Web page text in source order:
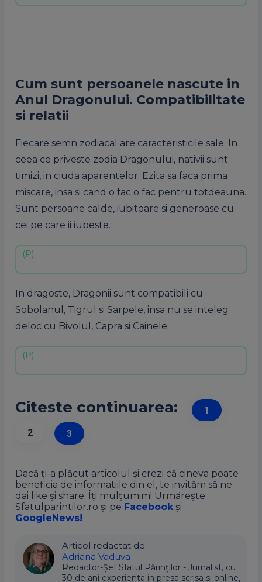
Cum sunt persoanele nascute in
Anul Dragonului. Compatibilitate
si relatii
Fiecare semn zodiacal are caracteristicile sale. In
ceea ce priveste zodia Dragonului, nativii sunt
timizi, in ciuda aparentelor. Ezita sa faca prima
miscare, insa si cand o fac o fac pentru totdeauna.
Sunt persoane calde, iubitoare si generoase cu
cei pe care ii iubeste.
In dragoste, Dragonii sunt compatibili cu
Sobolanul, Tigrul si Sarpele, insa nu se inteleg
deloc cu Bivolul, Capra si Cainele.
Citeste continuarea:
1
2
3
Dacă ți-a plăcut articolul și crezi că cineva poate
beneficia de informatiile din el, te invităm să ne
dai like și share. Îți mulțumim! Urmărește
Sfatulparintilor.ro și pe Facebook și
GoogleNews!
Articol redactat de:
Adriana Vaduva
Redactor-Șef Sfatul Părinților - Jurnalist, cu
30 de ani experienta in presa scrisa si online,